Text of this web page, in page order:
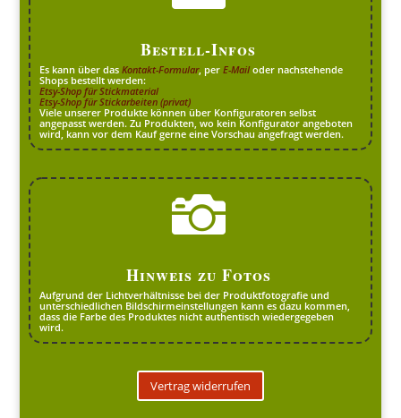
Bestell-Infos
Es kann über dasKontakt-Formular, perE-Mail oder nachstehende
Shops bestellt werden:
Etsy-Shop für Stickmaterial
Etsy-Shop für Stickarbeiten (privat)
Viele unserer Produkte können über Konfiguratoren selbst
angepasst werden. Zu Produkten, wo kein Konfigurator angeboten
wird, kann vor dem Kauf gerne eine Vorschau angefragt werden.

Hinweis zu Fotos
Aufgrund der Lichtverhältnisse bei der Produktfotografie und
unterschiedlichen Bildschirmeinstellungen kann es dazu kommen,
dass die Farbe des Produktes nicht authentisch wiedergegeben
wird.
Vertrag widerrufen